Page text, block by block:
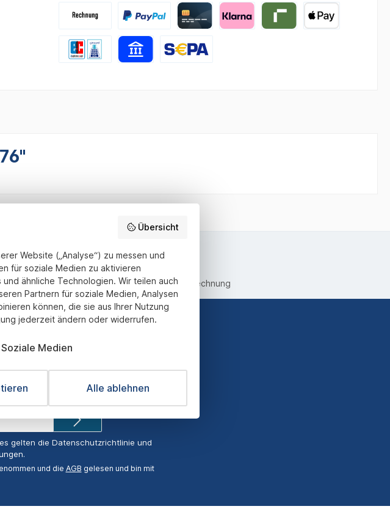
Preisgestaltung Bequemer Kauf auf Rechnung
Produkte und Angebote informiert
gelten die Datenschutzrichtlinie und
.
und die AGB gelesen und bin mit
Übersicht
Website („Analyse“) zu messen und
für soziale Medien zu aktivieren
ähnliche Technologien. Wir teilen auch
Partnern für soziale Medien, Analysen
können, die sie aus Ihrer Nutzung
jederzeit ändern oder widerrufen.
Medien
Alle ablehnen